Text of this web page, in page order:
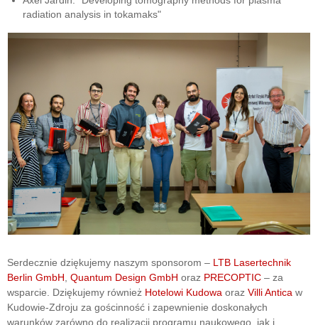
radiation analysis in tokamaks"
Serdecznie dziękujemy naszym sponsorom – LTB Lasertechnik
Berlin GmbH Quantum Design GmbH oraz PRECOPTIC – za
wsparcie. Dziękujemy również Hotelowi Kudowa oraz Villi Antica w
Kudowie-Zdroju za gościnność i zapewnienie doskonałych
warunków zarówno do realizacji programu naukowego, jak i